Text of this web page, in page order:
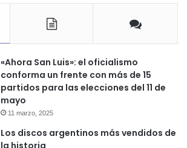
«Ahora San Luis»: el oficialismo
conforma un frente con más de 15
partidos para las elecciones del 11 de
mayo
11 marzo, 2025
Los discos argentinos más vendidos de
la historia